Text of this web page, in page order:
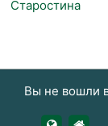
Старостина
Вы не вошли
https://